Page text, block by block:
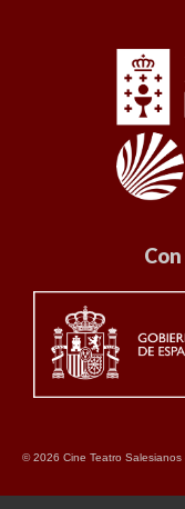
© 2026 Cine Teatro Salesianos